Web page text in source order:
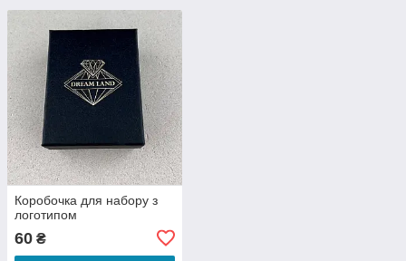
Коробочка для набору з
логотипом
60 ₴